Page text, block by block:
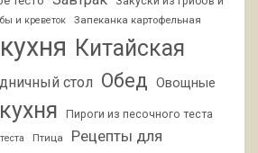
и креветок Запеканка картофельная
Китайская
стол Обед Овощные
Пироги из песочного теста
Птица
Рецепты для